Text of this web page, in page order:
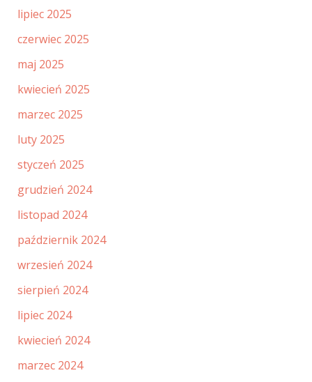
lipiec 2025
czerwiec 2025
maj 2025
kwiecień 2025
marzec 2025
luty 2025
styczeń 2025
grudzień 2024
listopad 2024
październik 2024
wrzesień 2024
sierpień 2024
lipiec 2024
kwiecień 2024
marzec 2024